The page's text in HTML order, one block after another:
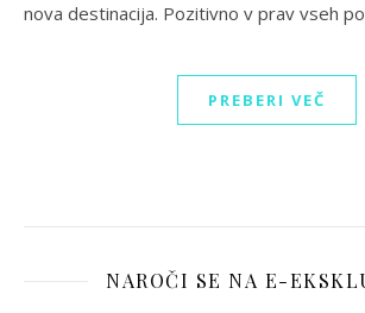
nova destinacija. Pozitivno v prav vseh
PREBERI VEČ
NAROČI SE NA E-